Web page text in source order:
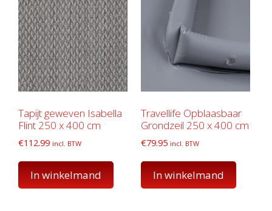
Tapijt geweven Isabella
Flint 250 x 400 cm
€112.99 incl. BTW
In winkelmand
Travellife Opblaasbaar
Grondzeil 250 x 400 cm
€79.95 incl. BTW
In winkelmand